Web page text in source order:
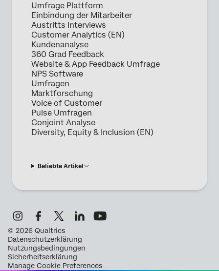
Umfrage Plattform
Einbindung der Mitarbeiter
Austritts Interviews
Customer Analytics (EN)
Kundenanalyse
360 Grad Feedback
Website & App Feedback Umfrage
NPS Software
Umfragen
Marktforschung
Voice of Customer
Pulse Umfragen
Conjoint Analyse
Diversity, Equity & Inclusion (EN)
Beliebte Artikel
© 2026 Qualtrics
Datenschutzerklärung
Nutzungsbedingungen
Sicherheitserklärung
Manage Cookie Preferences